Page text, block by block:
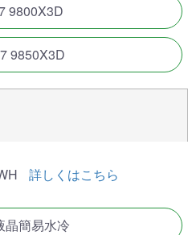
9800X3D
9850X3D
詳しくはこちら
晶簡易水冷